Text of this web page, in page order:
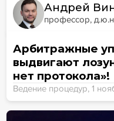
Андрей
профессор,
Арбитражные
выдвигают
нет протокола»!
Ведение процедур, 1